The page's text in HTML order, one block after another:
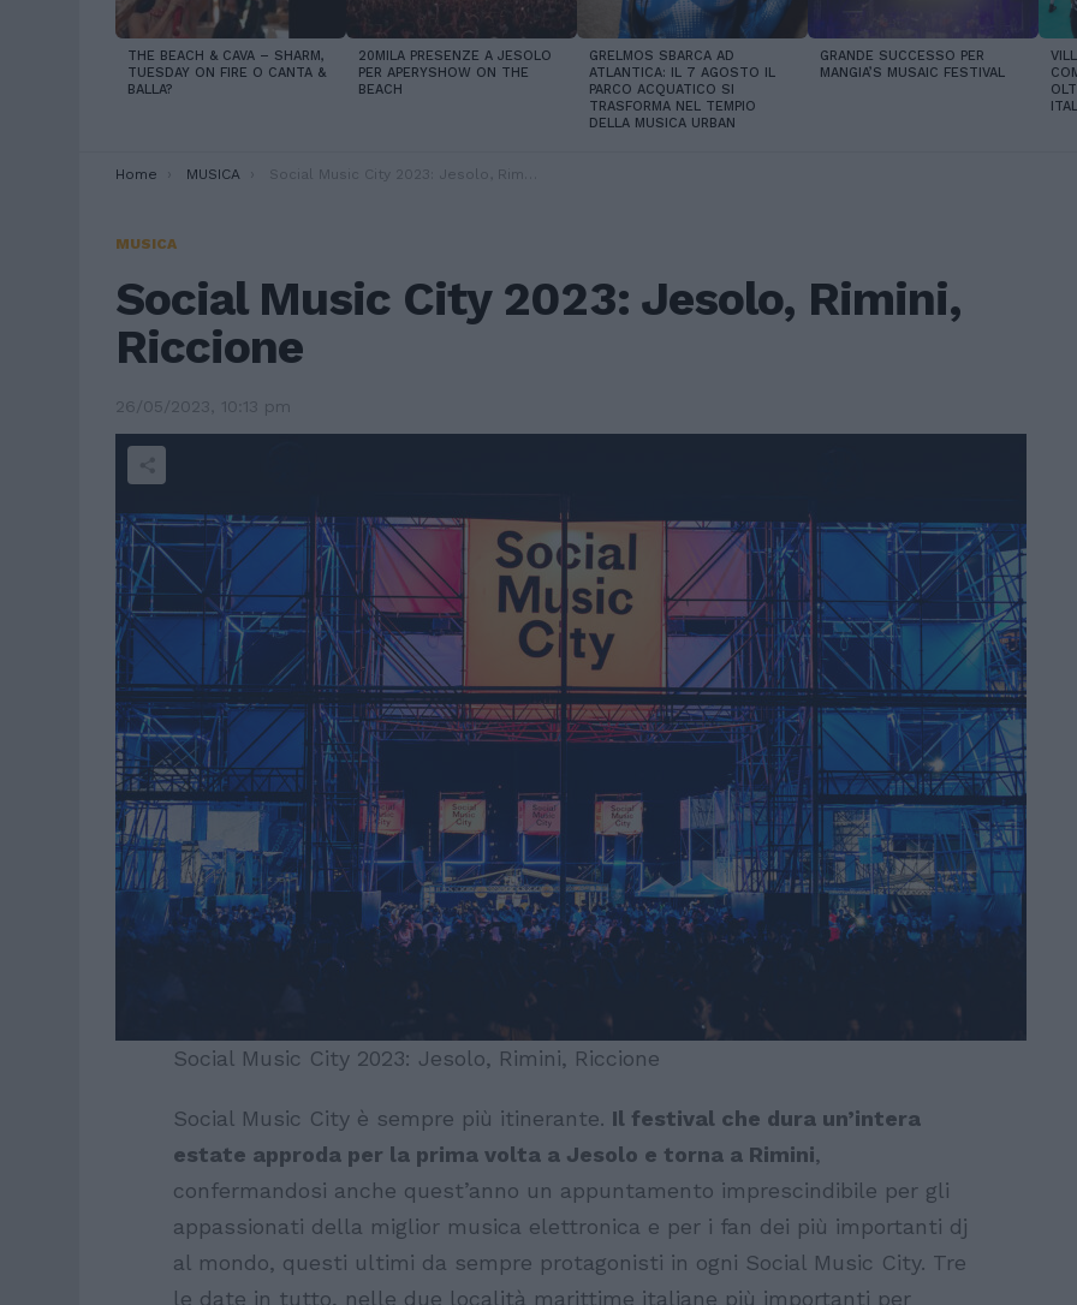
THE BEACH & CAVA – SHARM,
TUESDAY ON FIRE O CANTA &
BALLA?
20MILA PRESENZE A JESOLO
PER APERYSHOW ON THE
BEACH
GRELMOS SBARCA AD
ATLANTICA: IL 7 AGOSTO IL
PARCO ACQUATICO SI
TRASFORMA NEL TEMPIO
DELLA MUSICA URBAN
GRANDE SUCCESSO PER
MANGIA’S MUSAIC FESTIVAL
You are here:
Home MUSICA Social Music City 2023: Jesolo, Rimini, Riccione
MUSICA
Social Music City 2023: Jesolo, Rimini,
Riccione
26/05/2023, 10:13 pm
Social Music City 2023: Jesolo, Rimini, Riccione
Social Music City è sempre più itinerante. Il festival che dura un’intera
estate approda per la prima volta a Jesolo e torna a Rimini,
confermandosi anche quest’anno un appuntamento imprescindibile per gli
appassionati della miglior musica elettronica e per i fan dei più importanti dj
al mondo, questi ultimi da sempre protagonisti in ogni Social Music City. Tre
le date in tutto, nelle due località marittime italiane più importanti per